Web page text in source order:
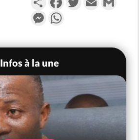
Messenger
Infos à la une